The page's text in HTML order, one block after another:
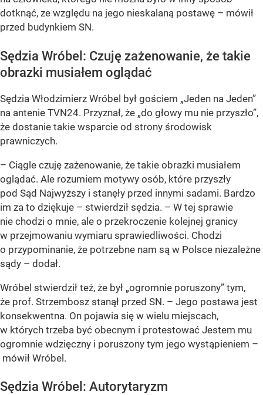
dotknąć, ze względu na jego nieskalaną postawę – mówił
przed budynkiem SN.
Sędzia Wróbel: Czuję zażenowanie, że takie
obrazki musiałem oglądać
Sędzia Włodzimierz Wróbel był gościem „Jeden na Jeden”
na antenie TVN24. Przyznał, że „do głowy mu nie przyszło”,
że dostanie takie wsparcie od strony środowisk
prawniczych.
– Ciągle czuję zażenowanie, że takie obrazki musiałem
oglądać. Ale rozumiem motywy osób, które przyszły
pod Sąd Najwyższy i stanęły przed innymi sadami. Bardzo
im za to dziękuje – stwierdził sędzia. – W tej sprawie
nie chodzi o mnie, ale o przekroczenie kolejnej granicy
w przejmowaniu wymiaru sprawiedliwości. Chodzi
o przypominanie, że potrzebne nam są w Polsce niezależne
sądy – dodał.
Wróbel stwierdził też, że był „ogromnie poruszony” tym,
że prof. Strzembosz stanął przed SN. – Jego postawa jest
konsekwentna. On pojawia się w wielu miejscach,
w których trzeba być obecnym i protestować Jestem mu
ogromnie wdzięczny i poruszony tym jego wystąpieniem –
mówił Wróbel.
Sędzia Wróbel: Autorytaryzm